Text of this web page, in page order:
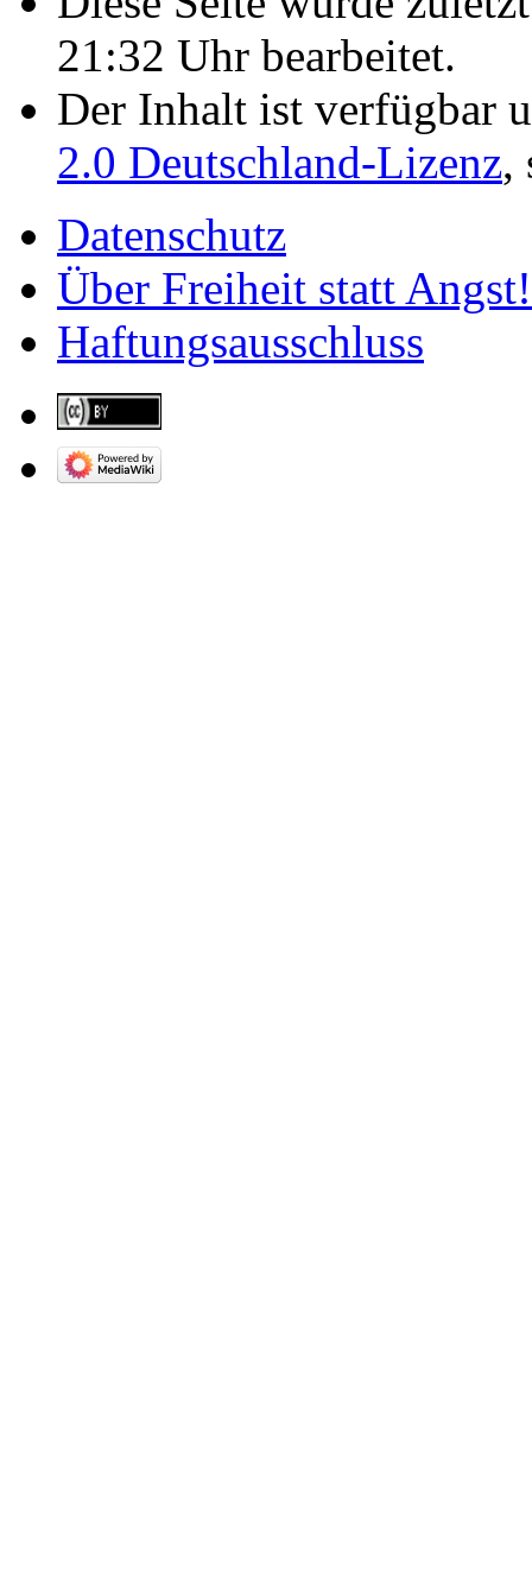
21:32 Uhr bearbeitet.
Der Inhalt ist verfügbar
2.0 Deutschland-Lizenz,
Datenschutz
Über Freiheit statt Angst!
Haftungsausschluss